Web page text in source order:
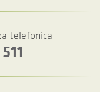
telefonica